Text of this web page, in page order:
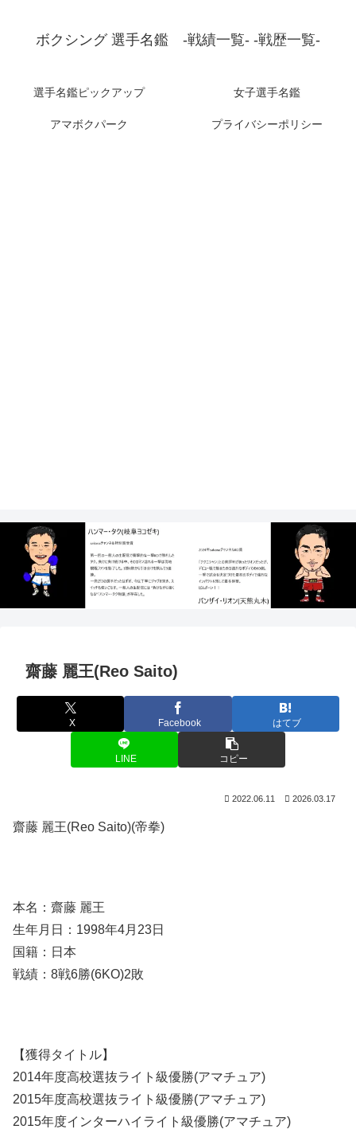
ボクシング 選手名鑑 -戦績一覧- -戦歴一覧-
選手名鑑ピックアップ 女子選手名鑑
アマボクパーク プライバシーポリシー
齋藤 麗王(Reo Saito)
X Facebook はてブ
LINE コピー
2022.06.11 2026.03.17
齋藤 麗王(Reo Saito)(帝拳)
本名：齋藤 麗王
生年月日：1998年4月23日
国籍：日本
戦績：8戦6勝(6KO)2敗
【獲得タイトル】
2014年度高校選抜ライト級優勝(アマチュア)
2015年度高校選抜ライト級優勝(アマチュア)
2015年度インターハイライト級優勝(アマチュア)